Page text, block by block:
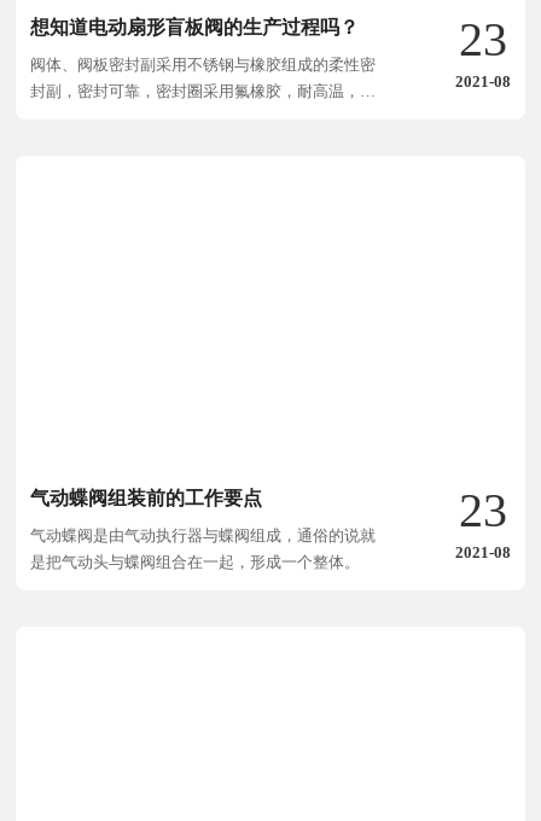
想知道电动扇形盲板阀的生产过程吗？
阀体、阀板密封副采用不锈钢与橡胶组成的柔性密
封副，密封可靠，密封圈采用氟橡胶，耐高温，使
23
2021-08
气动蝶阀组装前的工作要点
气动蝶阀是由气动执行器与蝶阀组成，通俗的说就
是把气动头与蝶阀组合在一起，形成一个整体。
23
2021-08